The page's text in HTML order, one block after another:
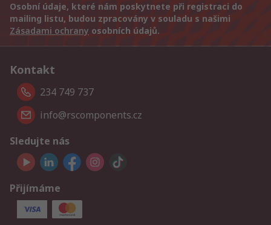
Osobní údaje, které nám poskytnete při registraci do
mailing listu, budou zpracovány v souladu s našimi
Zásadami ochrany osobních údajů.
Kontakt
234 749 737
info@rscomponents.cz
Sledujte nás
Přijímáme